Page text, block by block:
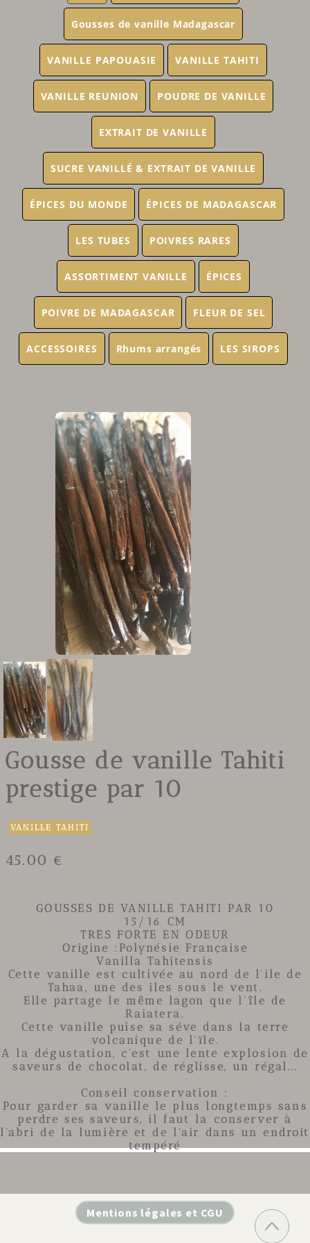
Gousses de vanille Madagascar
VANILLE PAPOUASIE VANILLE TAHITI
VANILLE REUNION POUDRE DE VANILLE
EXTRAIT DE VANILLE
SUCRE VANILLÉ & EXTRAIT DE VANILLE
ÉPICES DU MONDE ÉPICES DE MADAGASCAR
LES TUBES POIVRES RARES
ASSORTIMENT VANILLE ÉPICES
POIVRE DE MADAGASCAR FLEUR DE SEL
ACCESSOIRES Rhums arrangés LES SIROPS
Gousse de vanille Tahiti
prestige par 10
VANILLE TAHITI
45.00 €
GOUSSES DE VANILLE TAHITI PAR 10
15/16 CM
TRES FORTE EN ODEUR
Origine :Polynésie Française
Vanilla Tahitensis
Cette vanille est cultivée au nord de l'ile de
Tahaa, une des iles sous le vent.
Elle partage le même lagon que l'île de
Raiatera.
Cette vanille puise sa séve dans la terre
volcanique de l'ïle.
A la dégustation, c'est une lente explosion de
saveurs de chocolat, de réglisse, un régal...
Conseil conservation :
Pour garder sa vanille le plus longtemps sans
perdre ses saveurs, il faut la conserver à
l'abri de la lumière et de l'air dans un endroit
tempéré
Mentions légales et CGU